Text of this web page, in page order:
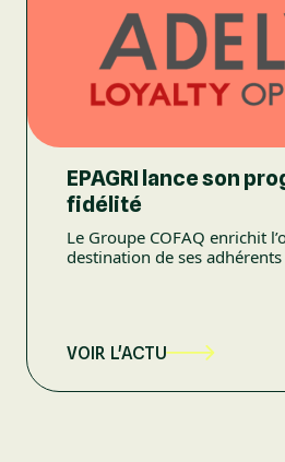
EPAGRI lance son
fidélité
Le Groupe COFAQ enrichit
destination de ses adhérents
VOIR L'ACTU